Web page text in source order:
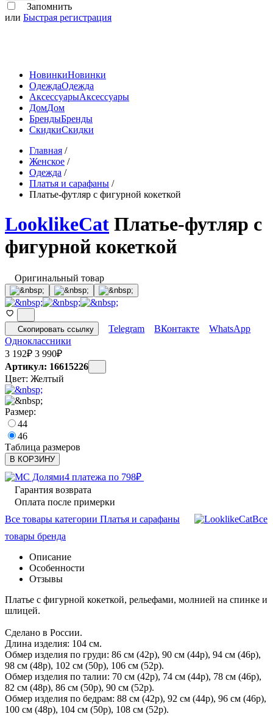
Запомнить
или Быстрая регистрация
НовинкиНовинки
ОдеждаОдежда
АксессуарыАксессуары
ДомДом
БрендыБренды
СкидкиСкидки
Главная /
Женское /
Одежда /
Платья и сарафаны /
Платье-футляр с фигурной кокеткой
LooklikeCat Платье-футляр с
фигурной кокеткой
Оригинальный товар
Скопировать ссылку Telegram ВКонтакте
WhatsApp
Одноклассники
3 192₽ 3 990₽
Артикул: 16615226
Цвет: Желтый
Размер:
44
46
Таблица размеров
В КОРЗИНУ
4 платежа по 798₽
Гарантия возврата
Оплата после примерки
Все товары категории Платья и сарафаны
Все
товары бренда
Описание
Особенности
Отзывы
Платье с фигурной кокеткой, рельефами, молнией на спинке и
шлицей.
Сделано в России.
Длина изделия: 104 см.
Обмер изделия по груди: 86 см (42р), 90 см (44р), 94 см (46р),
98 см (48р), 102 см (50р), 106 см (52р).
Обмер изделия по талии: 70 см (42р), 74 см (44р), 78 см (46р),
82 см (48р), 86 см (50р), 90 см (52р).
Обмер изделия по бедрам: 88 см (42р), 92 см (44р), 96 см (46р),
100 см (48р), 104 см (50р), 108 см (52р).